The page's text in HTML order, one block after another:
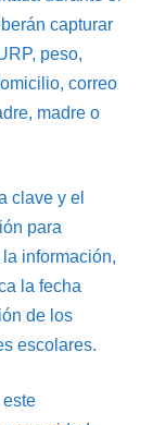
capturar
peso,
correo
madre o
clave y el
para
información,
la fecha
de los
escolares.